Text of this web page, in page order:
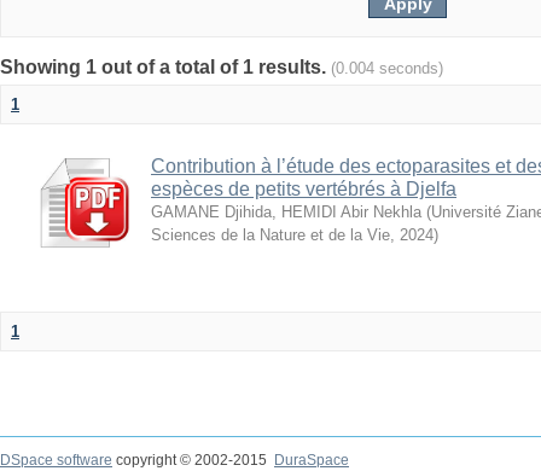
Showing 1 out of a total of 1 results. (0.004 seconds)
1
Contribution à l’étude des ectoparasites et
espèces de petits vertébrés à Djelfa
GAMANE Djihida, HEMIDI Abir Nekhla (Université
Sciences de la Nature et de la Vie, 2024)
1
DSpace software copyright © 2002-2015
DuraSpace